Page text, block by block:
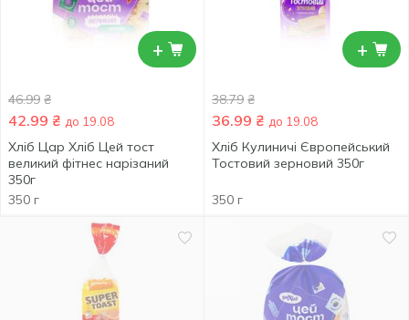
+
46.99 ₴
42.99 ₴ до 19.08
Хліб Цар Хліб Цей тост
великий фітнес нарізаний
350г
350 г
+
38.79 ₴
36.99 ₴ до 19.08
Хліб Кулиничі Європейський
Тостовий зерновий 350г
350 г